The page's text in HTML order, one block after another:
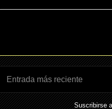
Entrada más reciente
Suscribirse